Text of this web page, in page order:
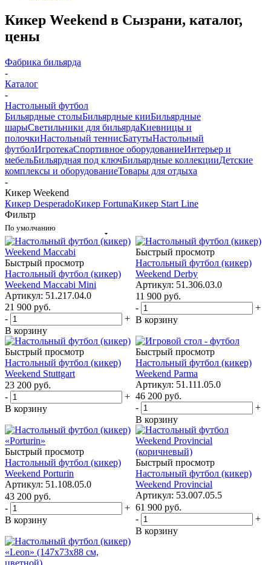
Кикер Weekend в Сызрани, каталог,
цены
Фабрика бильярда
-
Каталог
-
Настольный футбол
Бильярдные столыБильярдные кииБильярдные
шарыСветильники для бильярдаКиевницы и
полочкиНастольный теннисБатутыНастольный
футболИгротекаСпортивное оборудованиеИнтерьер и
мебельБильярдная под ключБильярдные коллекцииДетские
комплексы и оборудованиеТовары для отдыха
-
Кикер Weekend
Кикер DesperadoКикер FortunaКикер Start Line
Фильтр
По умолчанию
Быстрый просмотр
Настольный футбол (кикер)
Weekend Maccabi Mini
Артикул: 51.217.04.0
21 900 руб.
-
+
В корзину
Быстрый просмотр
Настольный футбол (кикер)
Weekend Derby
Артикул: 51.306.03.0
11 900 руб.
-
+
В корзину
Быстрый просмотр
Настольный футбол (кикер)
Weekend Stuttgart
23 200 руб.
-
+
В корзину
Быстрый просмотр
Настольный футбол (кикер)
Weekend Parma
Артикул: 51.111.05.0
46 200 руб.
-
+
В корзину
Быстрый просмотр
Настольный футбол (кикер)
Weekend Porturin
Артикул: 51.108.05.0
43 200 руб.
-
+
В корзину
Быстрый просмотр
Настольный футбол (кикер)
Weekend Provincial
Артикул: 53.007.05.5
61 900 руб.
-
+
В корзину